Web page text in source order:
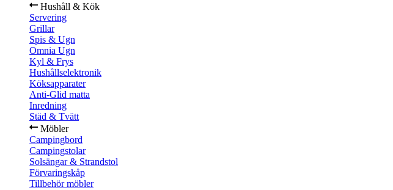
Hushåll & Kök
Servering
Grillar
Spis & Ugn
Omnia Ugn
Kyl & Frys
Hushållselektronik
Köksapparater
Anti-Glid matta
Inredning
Städ & Tvätt
Möbler
Campingbord
Campingstolar
Solsängar & Strandstol
Förvaringskåp
Tillbehör möbler